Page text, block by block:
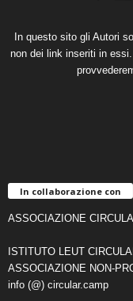
In questo sito gli Autori
non dei link inseriti in
In collaborazione con
ASSOCIAZIONE
ISTITUTO LEUT
ASSOCIAZIONE NON-
info (@) circular.camp